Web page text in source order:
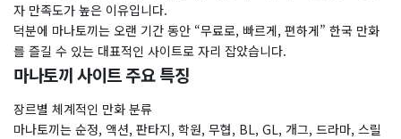
자 만족도가 높은 이유입니다.
덕분에 마나토끼는 오랜 기간 동안 “무료로, 빠르게, 편하게” 한국 만화
를 즐길 수 있는 대표적인 사이트로 자리 잡았습니다.
마나토끼 사이트 주요 특징
장르별 체계적인 만화 분류
마나토끼는 순정, 액션, 판타지, 학원, 무협, BL, GL, 개그, 드라마, 스릴